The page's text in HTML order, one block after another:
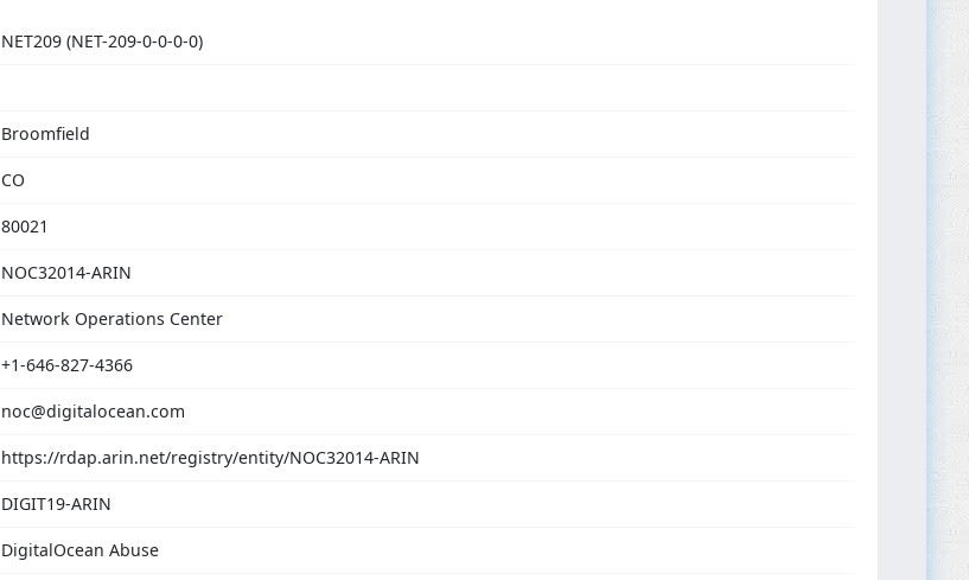
NET209 (NET-209-0-0-0-0)
Broomfield
CO
80021
NOC32014-ARIN
Network Operations Center
+1-646-827-4366
noc@digitalocean.com
https://rdap.arin.net/registry/entity/NOC32014-ARIN
DIGIT19-ARIN
DigitalOcean Abuse